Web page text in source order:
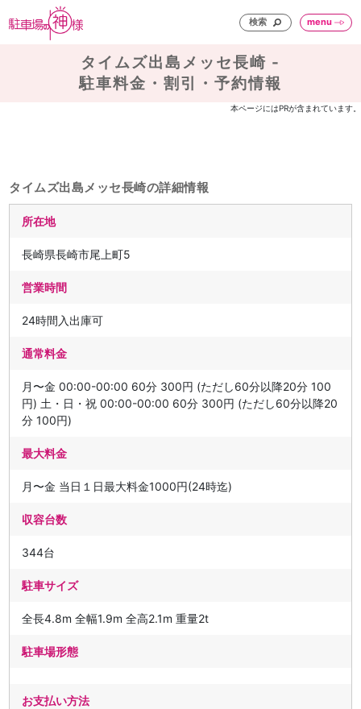
検索 menu
タイムズ出島メッセ長崎 -
駐車料金・割引・予約情報
本ページにはPRが含まれています。
タイムズ出島メッセ長崎の詳細情報
所在地
長崎県長崎市尾上町5
営業時間
24時間入出庫可
通常料金
月〜金 00:00-00:00 60分 300円 (ただし60分以降20分 100
円) 土・日・祝 00:00-00:00 60分 300円 (ただし60分以降20
分 100円)
最大料金
月〜金 当日１日最大料金1000円(24時迄)
収容台数
344台
駐車サイズ
全長4.8m 全幅1.9m 全高2.1m 重量2t
駐車場形態
お支払い方法